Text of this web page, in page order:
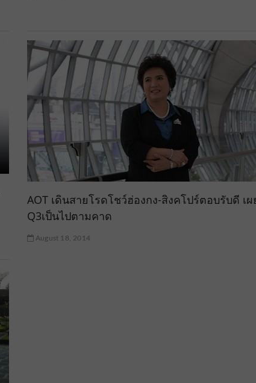
AOT เดินสายโรดโชว์ฮ่องกง-สิงคโปร์ตอบรับดี เผ
Q3เป็นไปตามคาด
August 18, 2014